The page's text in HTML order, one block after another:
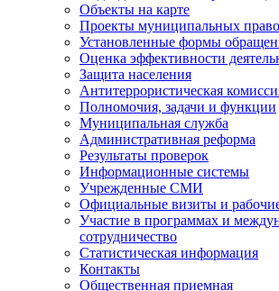
Объекты на карте
Проекты муниципальных
Установленные формы
Оценка эффективности
Защита населения
Антитеррористическая
Полномочия, задачи и функции
Муниципальная служба
Административная реформа
Результаты проверок
Информационные системы
Учрежденные СМИ
Официальные визиты и
Участие в программах и
сотрудничество
Статистическая информация
Контакты
Общественная приемная